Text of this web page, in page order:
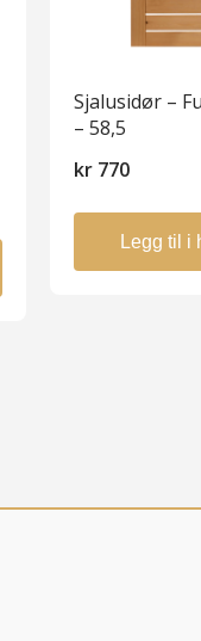
Sjalusidør –
– 58,5
kr 770
Legg til i